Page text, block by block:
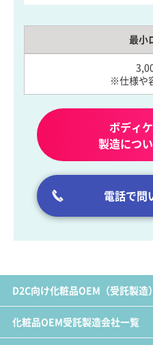
最小
※仕様や
ボディ
製造につ
電話で問
D2C向け化粧品OEM（受託製造）
化粧品OEM受託製造会社一覧